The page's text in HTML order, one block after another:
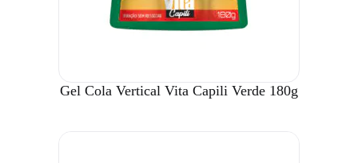
Gel Cola Vertical Vita Capili Verde 180g